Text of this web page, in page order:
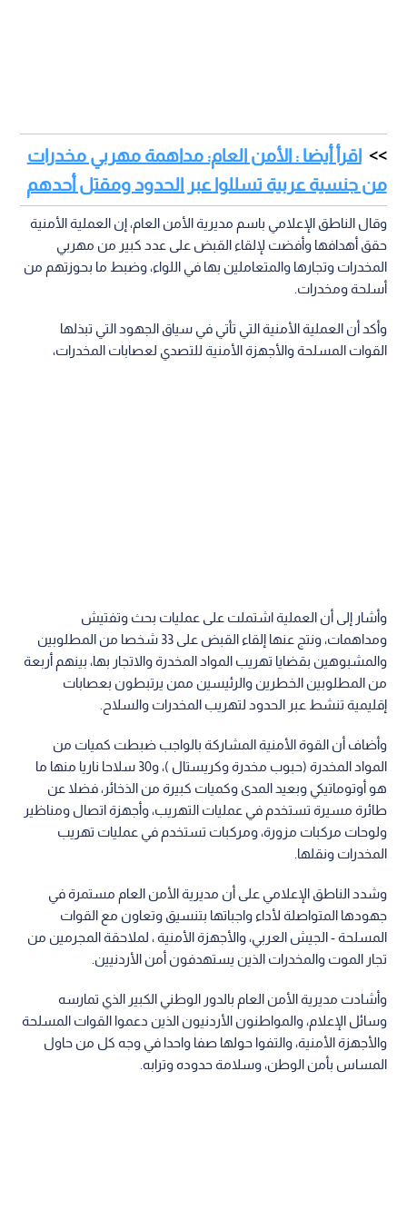
اقرأ أيضا : الأمن العام: مداهمة مهربي مخدرات
من جنسية عربية تسللوا عبر الحدود ومقتل أحدهم
وقال الناطق الإعلامي باسم مديرية الأمن العام، إن العملية الأمنية
حقق أهدافها وأفضت لإلقاء القبض على عدد كبير من مهربي
المخدرات وتجارها والمتعاملين بها في اللواء، وضبط ما بحوزتهم من
أسلحة ومخدرات.
وأكد أن العملية الأمنية التي تأتي في سياق الجهود التي تبذلها
القوات المسلحة والأجهزة الأمنية للتصدي لعصابات المخدرات،
وأشار إلى أن العملية اشتملت على عمليات بحث وتفتيش
ومداهمات، ونتج عنها إلقاء القبض على 33 شخصا من المطلوبين
والمشبوهين بقضايا تهريب المواد المخدرة والاتجار بها، بينهم أربعة
من المطلوبين الخطرين والرئيسين ممن يرتبطون بعصابات
إقليمية تنشط عبر الحدود لتهريب المخدرات والسلاح.
وأضاف أن القوة الأمنية المشاركة بالواجب ضبطت كميات من
المواد المخدرة (حبوب مخدرة وكريستال )، و30 سلاحا ناريا منها ما
هو أوتوماتيكي وبعيد المدى وكميات كبيرة من الذخائر، فضلا عن
طائرة مسيرة تستخدم في عمليات التهريب، وأجهزة اتصال ومناظير
ولوحات مركبات مزورة، ومركبات تستخدم في عمليات تهريب
المخدرات ونقلها.
وشدد الناطق الإعلامي على أن مديرية الأمن العام مستمرة في
جهودها المتواصلة لأداء واجباتها بتنسيق وتعاون مع القوات
المسلحة - الجيش العربي، والأجهزة الأمنية ، لملاحقة المجرمين من
تجار الموت والمخدرات الذين يستهدفون أمن الأردنيين.
وأشادت مديرية الأمن العام بالدور الوطني الكبير الذي تمارسه
وسائل الإعلام، والمواطنون الأردنيون الذين دعموا القوات المسلحة
والأجهزة الأمنية، والتفوا حولها صفا واحدا في وجه كل من حاول
المساس بأمن الوطن، وسلامة حدوده وترابه.